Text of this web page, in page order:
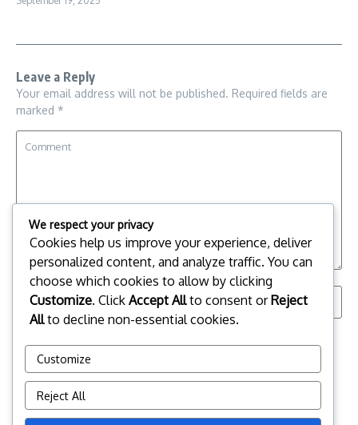
Leave a Reply
Your email address will not be published. Required fields are
marked *
next time I comment.
We respect your privacy
Cookies help us improve your experience, deliver
personalized content, and analyze traffic. You can
choose which cookies to allow by clicking
Customize. Click Accept Allto consent orReject
Allto decline non-essential cookies.
Customize
Reject All